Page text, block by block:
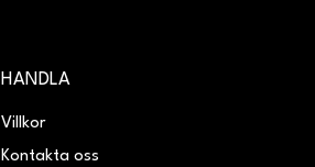
HANDLA
Villkor
Kontakta oss